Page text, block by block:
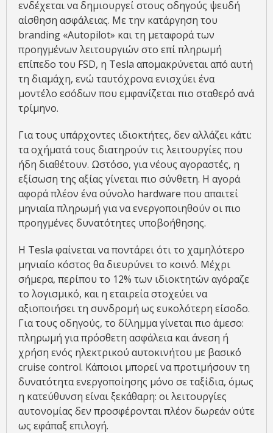
ενδέχεται να δημιουργεί στους οδηγούς ψευδή
αίσθηση ασφάλειας. Με την κατάργηση του
branding «Autopilot» και τη μεταφορά των
προηγμένων λειτουργιών στο επί πληρωμή
επίπεδο του FSD, η Tesla απομακρύνεται από αυτή
τη διαμάχη, ενώ ταυτόχρονα ενισχύει ένα
μοντέλο εσόδων που εμφανίζεται πιο σταθερό ανά
τρίμηνο.
Για τους υπάρχοντες ιδιοκτήτες, δεν αλλάζει κάτι:
τα οχήματά τους διατηρούν τις λειτουργίες που
ήδη διαθέτουν. Ωστόσο, για νέους αγοραστές, η
εξίσωση της αξίας γίνεται πιο σύνθετη. Η αγορά
αφορά πλέον ένα σύνολο hardware που απαιτεί
μηνιαία πληρωμή για να ενεργοποιηθούν οι πιο
προηγμένες δυνατότητες υποβοήθησης.
Η Tesla φαίνεται να ποντάρει ότι το χαμηλότερο
μηνιαίο κόστος θα διευρύνει το κοινό. Μέχρι
σήμερα, περίπου το 12% των ιδιοκτητών αγόραζε
το λογισμικό, και η εταιρεία στοχεύει να
αξιοποιήσει τη συνδρομή ως ευκολότερη είσοδο.
Για τους οδηγούς, το δίλημμα γίνεται πιο άμεσο:
πληρωμή για πρόσθετη ασφάλεια και άνεση ή
χρήση ενός ηλεκτρικού αυτοκινήτου με βασικό
cruise control. Κάποιοι μπορεί να προτιμήσουν τη
δυνατότητα ενεργοποίησης μόνο σε ταξίδια, όμως
η κατεύθυνση είναι ξεκάθαρη: οι λειτουργίες
αυτονομίας δεν προσφέρονται πλέον δωρεάν ούτε
ως εφάπαξ επιλογή.